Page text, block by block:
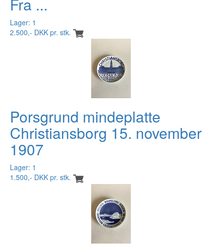
Lager: 1
2.500,- DKK pr. stk.
Porsgrund mindeplatte
Christiansborg 15. november
1907
Lager: 1
1.500,- DKK pr. stk.